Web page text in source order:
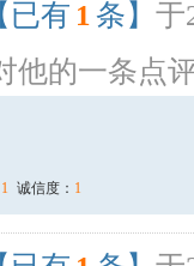
已有 1 条】 于
他的一条点
1 诚信度： 1